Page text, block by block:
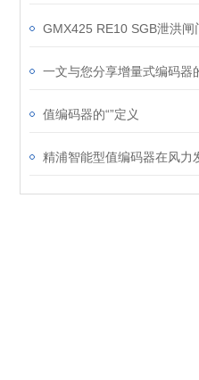
值编码器的“”定义